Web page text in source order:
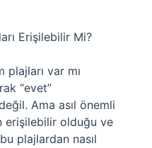
Erişilebilir Mi?
plajları var mı
“evet”
Ama asıl önemli
erişilebilir olduğu ve
plajlardan nasıl